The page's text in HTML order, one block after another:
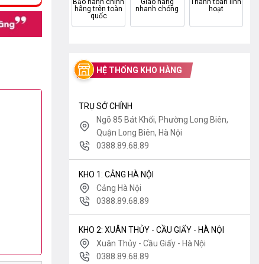
Bảo hành chính
hãng trên toàn
quốc
Giao hàng
nhanh chóng
Thanh toán linh
hoạt
HỆ THỐNG KHO HÀNG
TRỤ SỞ CHÍNH
Ngõ 85 Bát Khối, Phường Long Biên,
Quận Long Biên, Hà Nội
0388.89.68.89
KHO 1: CẢNG HÀ NỘI
Cảng Hà Nội
0388.89.68.89
KHO 2: XUÂN THỦY - CẦU GIẤY - HÀ NỘI
Xuân Thủy - Cầu Giấy - Hà Nội
0388.89.68.89